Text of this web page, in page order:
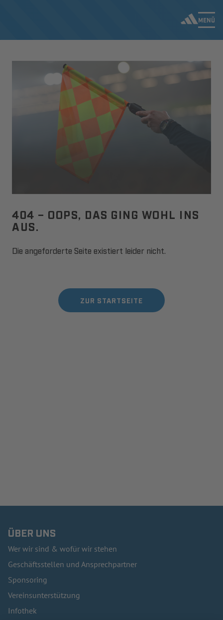
MENÜ
404 – OOPS, DAS GING WOHL INS
AUS.
Die angeforderte Seite existiert leider nicht.
ZUR STARTSEITE
ÜBER UNS
Wer wir sind & wofür wir stehen
Geschäftsstellen und Ansprechpartner
Sponsoring
Vereinsunterstützung
Infothek